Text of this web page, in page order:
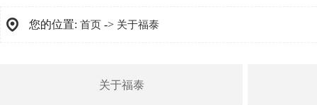
您的位置: 首页 -> 关于福泰
关于福泰